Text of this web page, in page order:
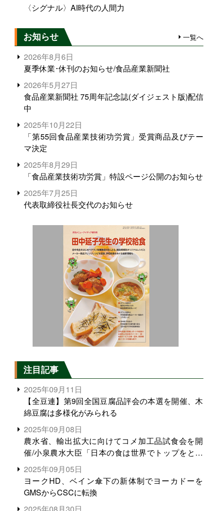
〈シグナル〉AI時代の人間力
お知らせ 一覧へ
2026年8月6日
夏季休業･休刊のお知らせ/食品産業新聞社
2026年5月27日
食品産業新聞社 75周年記念誌(ダイジェスト版)配信
中
2025年10月22日
「第55回食品産業技術功労賞」受賞商品及びテー
マ決定
2025年8月29日
「食品産業技術功労賞」特設ページ公開のお知らせ
2025年7月25日
代表取締役社長交代のお知らせ
注目記事
2025年09月11日
【全豆連】第9回全国豆腐品評会の本選を開催、木
綿豆腐は多様化がみられる
2025年09月08日
農水省、輸出拡大に向けてコメ加工品試食会を開
催/小泉農水大臣「日本の食は世界でトップをとれ
る。米増産に向けて、米輸出需要の拡大を」
2025年09月05日
ヨークHD、ベイン傘下の新体制でヨーカドーを
GMSからCSCに転換